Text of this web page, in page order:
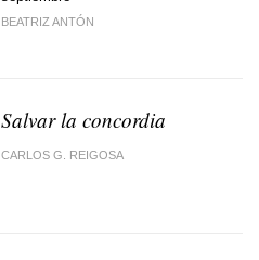
BEATRIZ ANTÓN
Salvar la concordia
CARLOS G. REIGOSA